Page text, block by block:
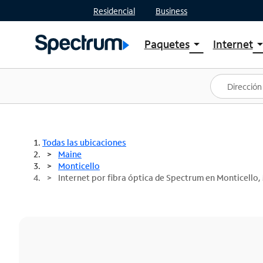
Residencial Business
Paquetesarrow_drop_down
Ver paquetes
Spectrum One
Mejores ofertas
Internetarrow_drop_down
Planes
Todas las ubicaciones
Maine
Monticello
Internet por fibra óptica de Spectrum en Monticello,